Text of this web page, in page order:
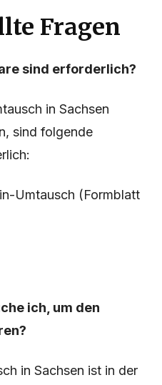
Fragen
sind erforderlich?
in Sachsen
sind folgende
Umtausch (Formblatt
ich, um den
in Sachsen ist in der